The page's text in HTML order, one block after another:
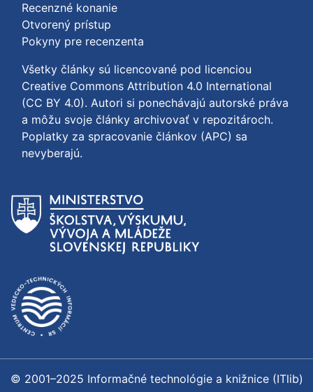
Recenzné konanie
Otvorený prístup
Pokyny pre recenzenta
Všetky články sú licencované pod licenciou
Creative Commons Attribution 4.0 International
(CC BY 4.0). Autori si ponechávajú autorské práva
a môžu svoje články archivovať v repozitároch.
Poplatky za spracovanie článkov (APC) sa
nevyberajú.
© 2001–2025 Informačné technológie a knižnice (ITlib)